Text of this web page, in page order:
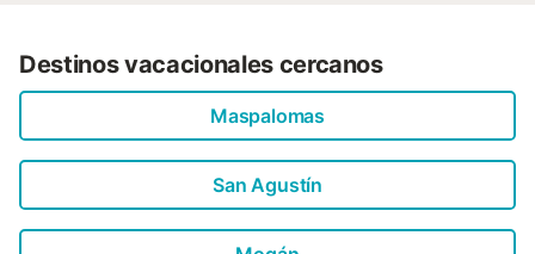
Destinos vacacionales cercanos
Maspalomas
San Agustín